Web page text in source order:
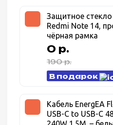
Защитное стекло
Redmi Note 14,
чёрная рамка
0 р.
190 р.
В подарок
Кабель EnergEA
USB-C to USB-C